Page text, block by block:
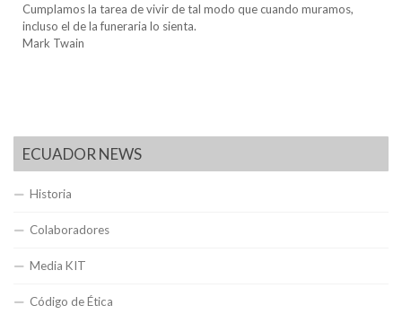
Cumplamos la tarea de vivir de tal modo que cuando muramos,
incluso el de la funeraria lo sienta.
Mark Twain
ECUADOR NEWS
Historia
Colaboradores
Media KIT
Código de Ética